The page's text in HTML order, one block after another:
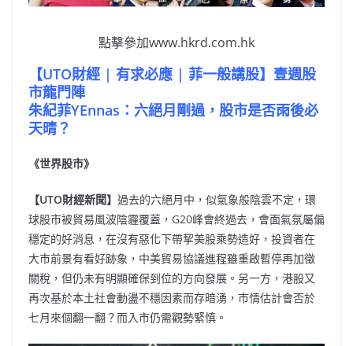
點擊參加www.hkrd.com.hk
【UTO財經 | 有求必應 | 菲一般講股】壹週股
市龍門陣
朱紀菲YEnnas ： 六絕月剛過，股市是否雨後必
天晴？
《世界股市》
【UTO財經新聞】 過去的六絕月中，似氣象般陰雲不定，環
球股市被貿易風波陰霾覆蓋，G20峰會終過去，會面氣氛屬偏
穩定的好消息，在沒有惡化下帶挈美股乘勢造好，投資者在
大市前景有看好跡象，中美貿易協議進程雖重啟暫停再加徵
關稅，但仍未有明顯確保到位的方向發展。另一方，港股又
再次基於本土社會動盪不穩因素而存暗湧，市情估計會否於
七月來個翻一翻？而入市仍需觀勢緊慎。